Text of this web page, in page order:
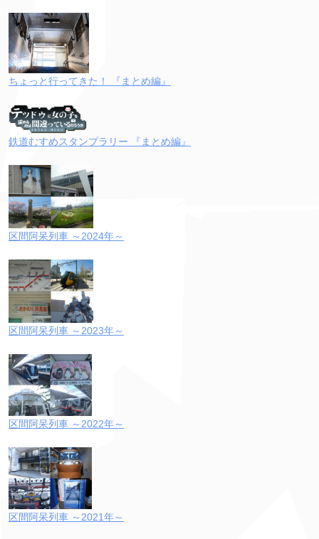
ちょっと行ってきた！ 『まとめ編』
鉄道むすめスタンプラリー 『まとめ編』
区間阿呆列車 ～2024年～
区間阿呆列車 ～2023年～
区間阿呆列車 ～2022年～
区間阿呆列車 ～2021年～